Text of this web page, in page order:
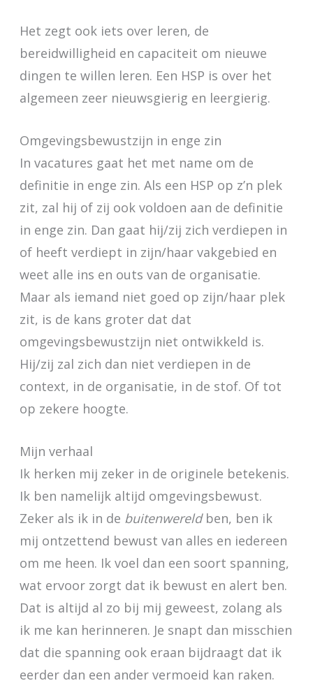
Het zegt ook iets over leren, de
bereidwilligheid en capaciteit om nieuwe
dingen te willen leren. Een HSP is over het
algemeen zeer nieuwsgierig en leergierig.
Omgevingsbewustzijn in enge zin
In vacatures gaat het met name om de
definitie in enge zin. Als een HSP op z’n plek
zit, zal hij of zij ook voldoen aan de definitie
in enge zin. Dan gaat hij/zij zich verdiepen in
of heeft verdiept in zijn/haar vakgebied en
weet alle ins en outs van de organisatie.
Maar als iemand niet goed op zijn/haar plek
zit, is de kans groter dat dat
omgevingsbewustzijn niet ontwikkeld is.
Hij/zij zal zich dan niet verdiepen in de
context, in de organisatie, in de stof. Of tot
op zekere hoogte.
Mijn verhaal
Ik herken mij zeker in de originele betekenis.
Ik ben namelijk altijd omgevingsbewust.
Zeker als ik in de buitenwereldben, ben ik
mij ontzettend bewust van alles en iedereen
om me heen. Ik voel dan een soort spanning,
wat ervoor zorgt dat ik bewust en alert ben.
Dat is altijd al zo bij mij geweest, zolang als
ik me kan herinneren. Je snapt dan misschien
dat die spanning ook eraan bijdraagt dat ik
eerder dan een ander vermoeid kan raken.